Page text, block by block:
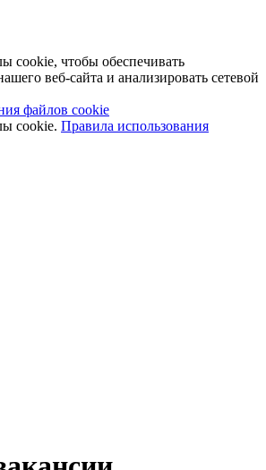
cookie, чтобы обеспечивать
веб-сайта и анализировать сетевой
файлов cookie
cookie. Правила использования